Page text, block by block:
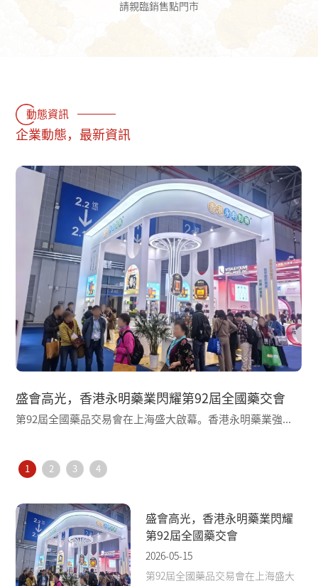
請親臨銷售點門市
動態資訊
企業動態，最新資訊
盛會高光，香港永明藥業閃耀第92屆全國藥交會
第92屆全國藥品交易會在上海盛大啟幕。香港永明藥業強...
1 2 3 4
盛會高光，香港永明藥業閃耀
第92屆全國藥交會
2026-05-15
第92屆全國藥品交易會在上海盛大